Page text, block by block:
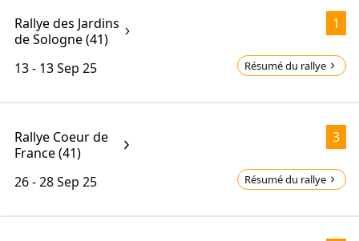
Rallye des Jardins
de Sologne (41)
13 - 13Sep 25
1
Résumé du rallye
Rallye Coeur de
France (41)
26 - 28Sep 25
3
Résumé du rallye